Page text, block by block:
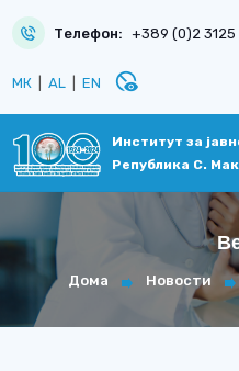
Телефон: +389 (0)2 3125
МК AL EN disabled_visible
Институт за
Република С.
Дома Новости